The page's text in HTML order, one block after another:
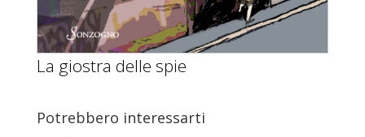
La giostra delle spie
Potrebbero interessarti